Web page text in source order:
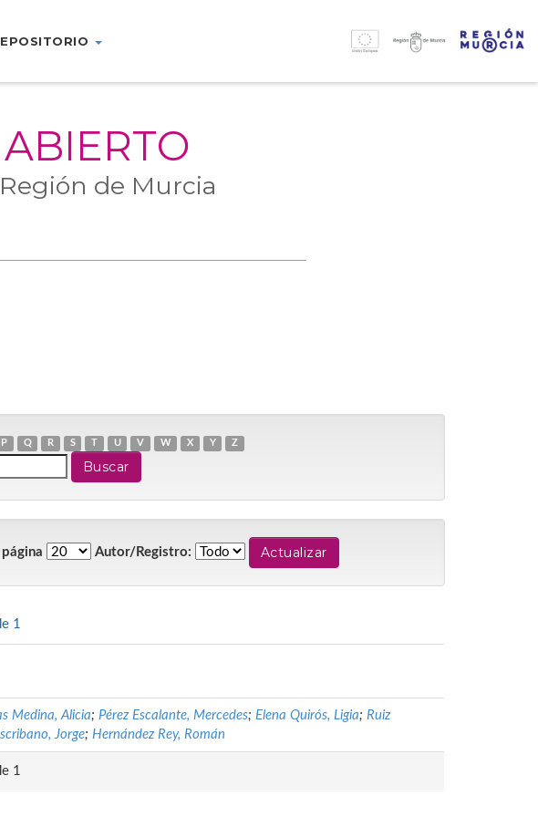
de Murcia
P Q R S U V W X Y Z
Autor/Registro:
1
Medina, Alicia; Pérez Escalante, Mercedes; Elena Quirós, Ligia; Ruiz
Jorge; Hernández Rey, Román
1